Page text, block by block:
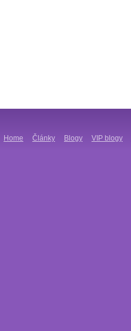
Home Články Blogy VIP blogy